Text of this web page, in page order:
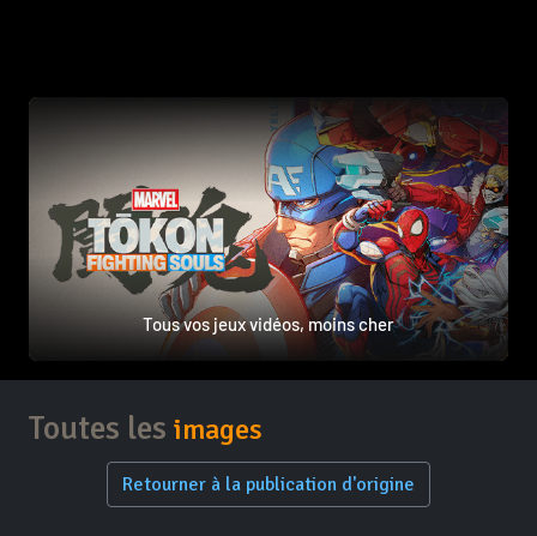
Tous vos jeux vidéos, moins cher
Toutes les images
Retourner à la publication d'origine